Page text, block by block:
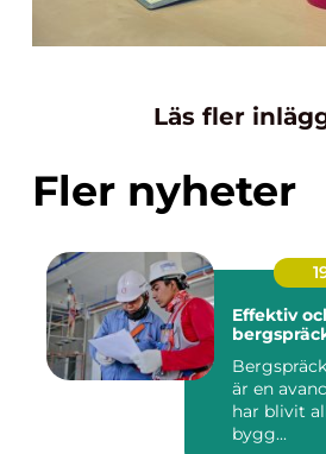
Läs fler
Fler nyheter
Effektiv
är en
har blivit
bygg...